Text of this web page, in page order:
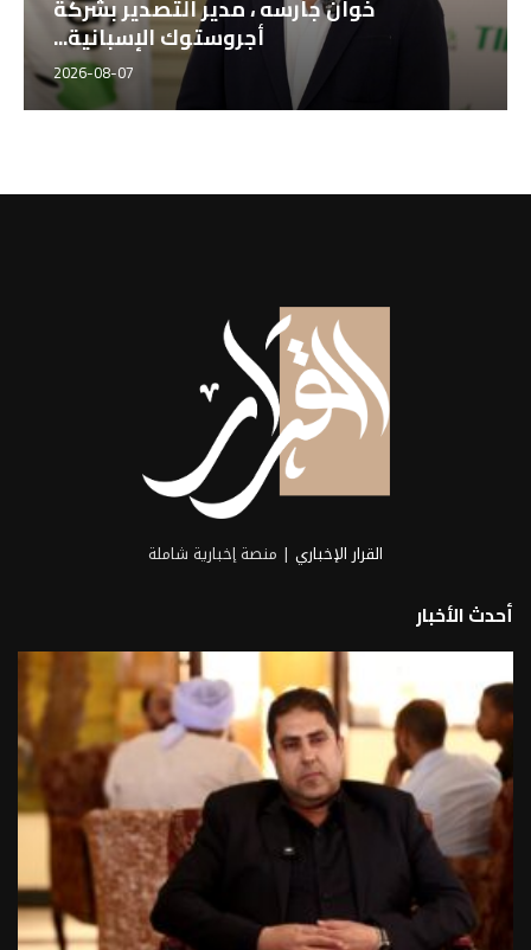
خوان جارسه ، مدير التصدير بشركة
أجروستوك الإسبانية...
2026-08-07
القرار الإخباري | منصة إخبارية شاملة
أحدث الأخبار